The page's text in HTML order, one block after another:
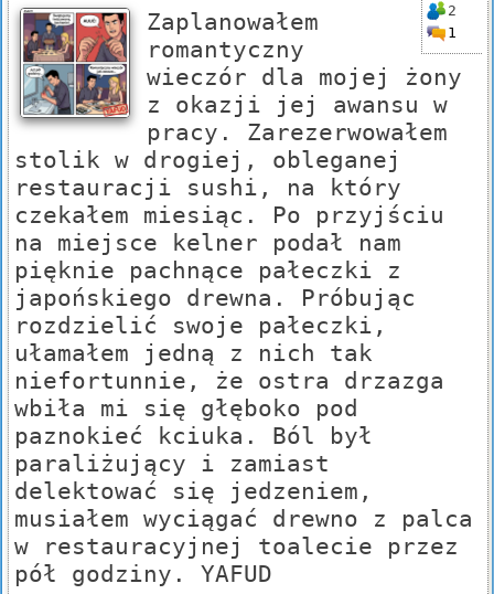
2
1
Zaplanowałem
romantyczny
wieczór dla mojej żony
z okazji jej awansu w
pracy. Zarezerwowałem
stolik w drogiej, obleganej
restauracji sushi, na który
czekałem miesiąc. Po przyjściu
na miejsce kelner podał nam
pięknie pachnące pałeczki z
japońskiego drewna. Próbując
rozdzielić swoje pałeczki,
ułamałem jedną z nich tak
niefortunnie, że ostra drzazga
wbiła mi się głęboko pod
paznokieć kciuka. Ból był
paraliżujący i zamiast
delektować się jedzeniem,
musiałem wyciągać drewno z palca
w restauracyjnej toalecie przez
pół godziny. YAFUD